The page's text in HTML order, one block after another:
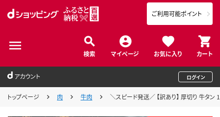
検索 マイページ お気に入り カート
ご利用可能ポイント
アカウント ログイン
トップページ 肉 牛肉 ＼スピード発送／ 【訳あり】 厚切り 牛タ